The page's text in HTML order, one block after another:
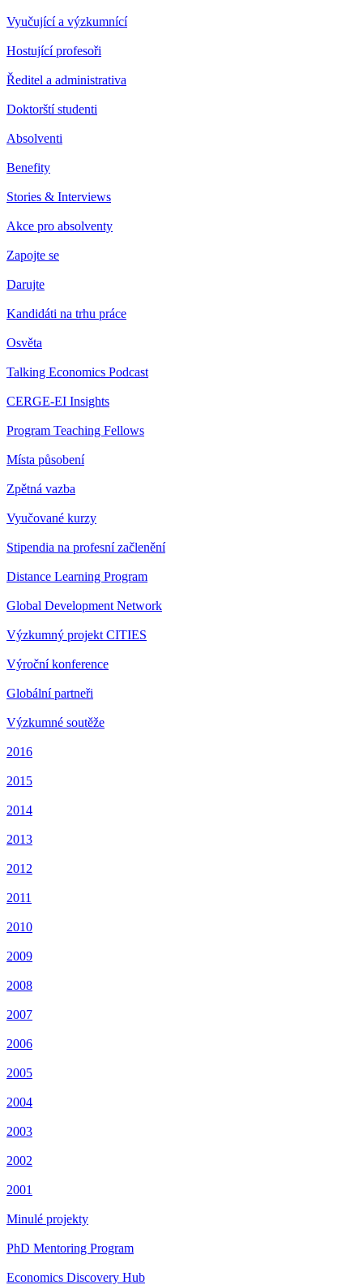
Vyučující a výzkumnící
Hostující profesoři
Ředitel a administrativa
Doktorští studenti
Absolventi
Benefity
Stories & Interviews
Akce pro absolventy
Zapojte se
Darujte
Kandidáti na trhu práce
Osvěta
Talking Economics Podcast
CERGE-EI Insights
Program Teaching Fellows
Místa působení
Zpětná vazba
Vyučované kurzy
Stipendia na profesní začlenění
Distance Learning Program
Global Development Network
Výzkumný projekt CITIES
Výroční konference
Globální partneři
Výzkumné soutěže
2016
2015
2014
2013
2012
2011
2010
2009
2008
2007
2006
2005
2004
2003
2002
2001
Minulé projekty
PhD Mentoring Program
Economics Discovery Hub